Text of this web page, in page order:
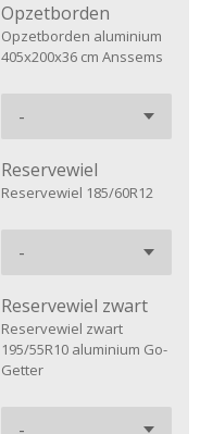
Opzetborden
Opzetborden aluminium
405x200x36 cm Anssems
Reservewiel
Reservewiel 185/60R12
Reservewiel zwart
Reservewiel zwart
195/55R10 aluminium Go-
Getter